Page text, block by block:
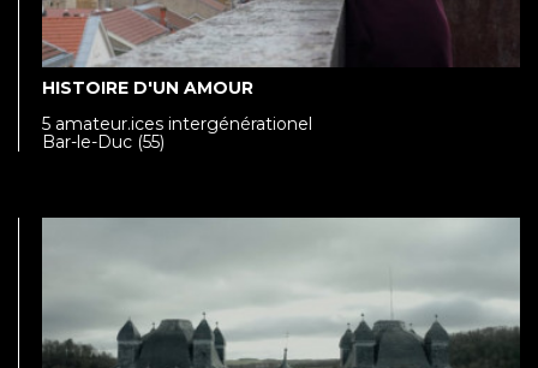
HISTOIRE D'UN AMOUR
5 amateur.ices intergénérationel
Bar-le-Duc (55)